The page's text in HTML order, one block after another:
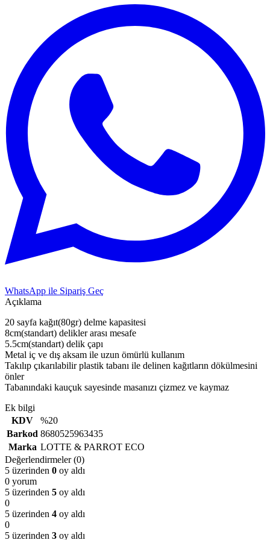
WhatsApp ile Sipariş Geç
Açıklama
20 sayfa kağıt(80gr) delme kapasitesi
8cm(standart) delikler arası mesafe
5.5cm(standart) delik çapı
Metal iç ve dış aksam ile uzun ömürlü kullanım
Takılıp çıkarılabilir plastik tabanı ile delinen kağıtların dökülmesini
önler
Tabanındaki kauçuk sayesinde masanızı çizmez ve kaymaz
Ek bilgi
KDV
%20
Barkod 8680525963435
Marka LOTTE & PARROT ECO
Değerlendirmeler (0)
5 üzerinden 0 oy aldı
0 yorum
5 üzerinden 5 oy aldı
0
5 üzerinden 4 oy aldı
0
5 üzerinden 3 oy aldı